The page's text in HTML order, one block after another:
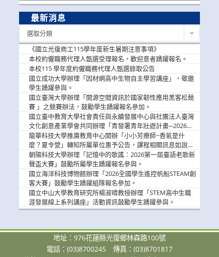
最新消息
選取分類
《國立光復商工115學年度新生暑期注意事項》
本校約僱職務代理人甄選受理報名，歡迎意者踴躍報名。
本校115 學年度約僱職務代理人甄選錄取公告
國立成功大學辦理「因材網高中生物自主學習講座」，敬邀
學生踴躍參與。
國立臺灣大學辦理「開源空間資訊於國家韌性應用黑客松競
賽 」之競賽辦法，鼓勵學生踴躍報名參加。
國立臺中教育大學社會責任與永續發展中心與社團法人臺灣
文化創意產業學會共同辦理「青發署青年壯遊計畫─2026臺
中舊城都市建築文化體驗」活動，敬邀學生踴躍報名參加，
公告周知。
龍華科技大學推廣教育中心開辦「小小芳療師~香氣是什
麼？夏令營」轉知所屬單位惠予公告，課程相關訊息如說
明。
朝陽科技大學辦理「記憶中的歌謠：2026第一屆臺語老歌新
聲盃大賽」鼓勵所屬學生踴躍報名參與。
國立海洋科技博物館辦理「2026全國學生遙控帆船STEAM創
客大賽」鼓勵學生踴躍組隊報名參加。
國立中山大學教育研究所楊淑晴教授辦理「STEM高中生職
涯發展線上系列講座」活動資訊鼓勵學生踴躍參與。
地址：976花蓮縣光復鄉林森路100號
電話：(03)8700245
傳真：(03)8701817